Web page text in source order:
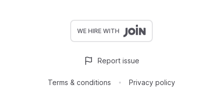
WE HIRE WITH
Terms & conditions Privacy policy
Report issue